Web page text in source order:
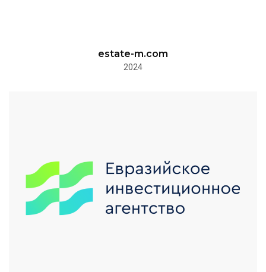
estate-m.com
2024